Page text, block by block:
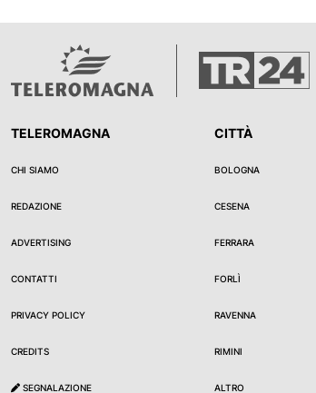
FulgorLibertas.
TELEROMAGNA
CHI SIAMO
REDAZIONE
ADVERTISING
CONTATTI
PRIVACY POLICY
CREDITS
SEGNALAZIONE
CITTÀ
BOLOGNA
CESENA
FERRARA
FORLÌ
RAVENNA
RIMINI
ALTRO